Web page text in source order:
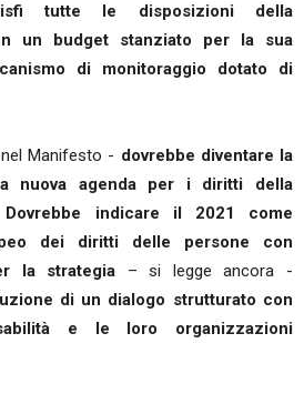
tutte le disposizioni della
un budget stanziato per la sua
di monitoraggio dotato di
Manifesto - dovrebbe diventare la
nuova agenda per i diritti della
Dovrebbe indicare il 2021 come
dei diritti delle persone con
la strategia – si legge ancora -
di un dialogo strutturato con
e le loro organizzazioni